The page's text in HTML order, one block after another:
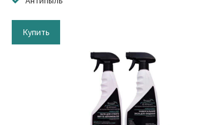
Купить